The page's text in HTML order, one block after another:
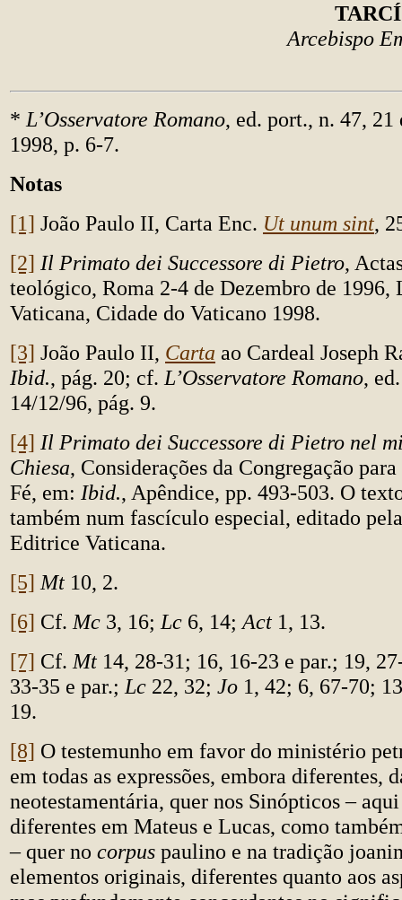
Arcebispo
* L’Osservatore Romano, ed. port., n. 47,
1998, p. 6-7.
Notas
[1] João Paulo II, Carta Enc. Ut unum sint,
[2] Il Primato dei Successore di Pietro,
teológico, Roma 2-4 de Dezembro de
Vaticana, Cidade do Vaticano 1998.
[3] João Paulo II, Carta ao Cardeal Joseph
Ibid., pág. 20; cf. L’Osservatore Romano,
14/12/96, pág. 9.
[4] Il Primato dei Successore di Pietro nel
Chiesa, Considerações da Congregação
Fé, em: Ibid., Apêndice, pp. 493-503. O
também num fascículo especial, editado
Editrice Vaticana.
[5] Mt 10, 2.
[6] Cf. Mc 3, 16; Lc 6, 14; Act 1, 13.
[7] Cf. Mt 14, 28-31; 16, 16-23 e par.; 19,
33-35 e par.; Lc 22, 32; Jo 1, 42; 6, 67-70;
19.
[8] O testemunho em favor do ministério
em todas as expressões, embora diferentes,
neotestamentária, quer nos Sinópticos –
diferentes em Mateus e Lucas, como
– quer no corpus paulino e na tradição
elementos originais, diferentes quanto aos